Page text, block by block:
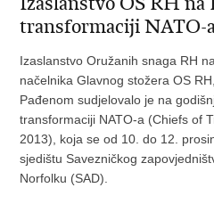
transformaciji NATO-
Izaslanstvo Oružanih snaga RH
načelnika Glavnog stožera OS
Pađenom sudjelovalo je na
transformaciji NATO-a (Chiefs of
2013), koja se od 10. do 12.
sjedištu Savezničkog
Norfolku (SAD).